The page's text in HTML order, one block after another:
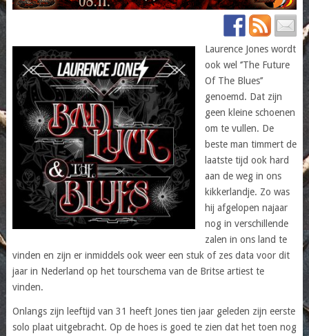
Laurence Jones wordt
ook wel ‘’The Future
Of The Blues’’
genoemd. Dat zijn
geen kleine schoenen
om te vullen. De
beste man timmert de
laatste tijd ook hard
aan de weg in ons
kikkerlandje. Zo was
hij afgelopen najaar
nog in verschillende
zalen in ons land te
vinden en zijn er inmiddels ook weer een stuk of zes data voor dit
jaar in Nederland op het tourschema van de Britse artiest te
vinden.
Onlangs zijn leeftijd van 31 heeft Jones tien jaar geleden zijn eerste
solo plaat uitgebracht. Op de hoes is goed te zien dat het toen nog